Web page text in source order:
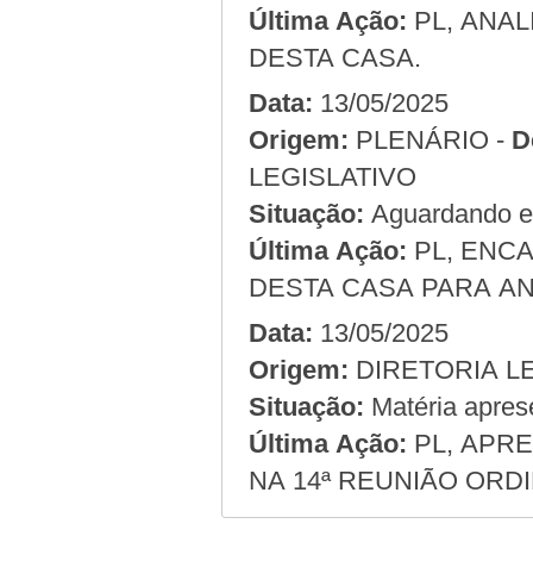
Última Ação: PL,
DESTA CASA.
Data: 13/05/2025
Origem:
PLENÁRIO -
LEGISLATIVO
Situação: Aguardando
Última Ação: PL,
DESTA CASA PARA
Data: 13/05/2025
Origem:
Situação: Matéria
Última Ação: PL,
NA 14ª REUNIÃO